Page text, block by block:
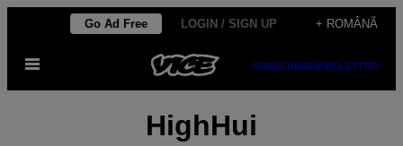
content
Go Ad Free LOGIN / SIGN UP + ROMÂNĂ
Open
SUBSCRIBENEWSLETTER
HighHui